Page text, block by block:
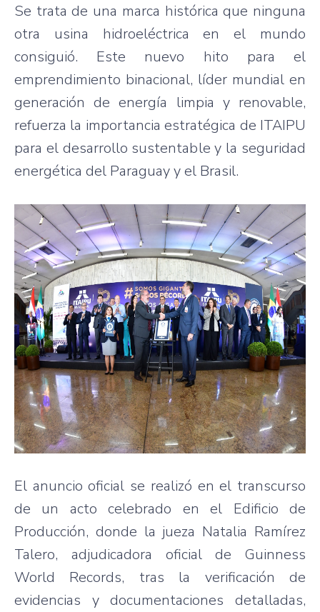
Se trata de una marca histórica que ninguna
otra usina hidroeléctrica en el mundo
consiguió. Este nuevo hito para el
emprendimiento binacional, líder mundial en
generación de energía limpia y renovable,
refuerza la importancia estratégica de ITAIPU
para el desarrollo sustentable y la seguridad
energética del Paraguay y el Brasil.
El anuncio oficial se realizó en el transcurso
de un acto celebrado en el Edificio de
Producción, donde la jueza Natalia Ramírez
Talero, adjudicadora oficial de Guinness
World Records, tras la verificación de
evidencias y documentaciones detalladas,